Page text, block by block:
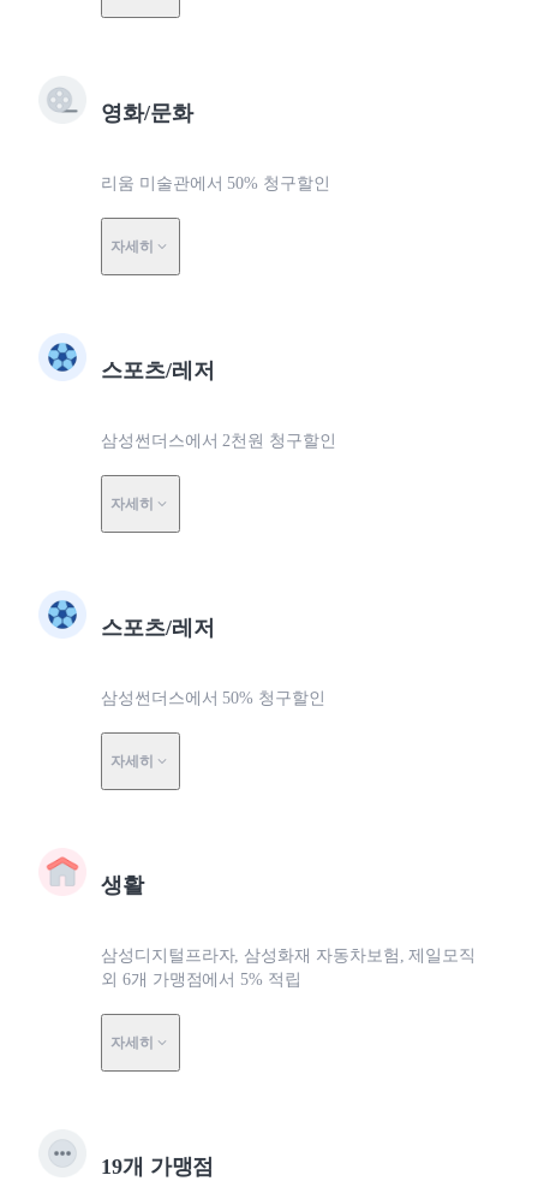
영화/문화
리움 미술관에서 50% 청구할인
자세히
스포츠/레저
삼성썬더스에서 2천원 청구할인
자세히
스포츠/레저
삼성썬더스에서 50% 청구할인
자세히
생활
삼성디지털프라자, 삼성화재 자동차보험, 제일모직
외 6개 가맹점에서 5% 적립
자세히
19개 가맹점